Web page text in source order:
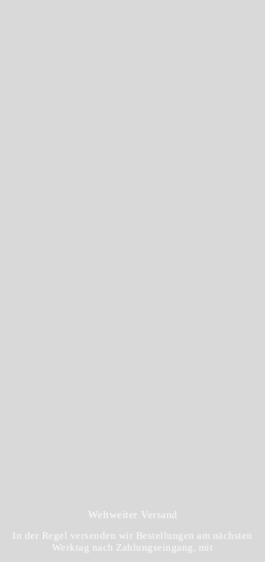
Weltweiter Versand
In der Regel versenden wir Bestellungen am nächsten
Werktag nach Zahlungseingang, mit